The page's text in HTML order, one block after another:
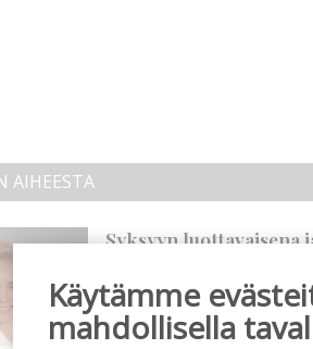
AIHEESTA
Syksyyn luottavaisena
Tilaajille
Pauliina Kuonanoja
Käytämme
mahdollisella